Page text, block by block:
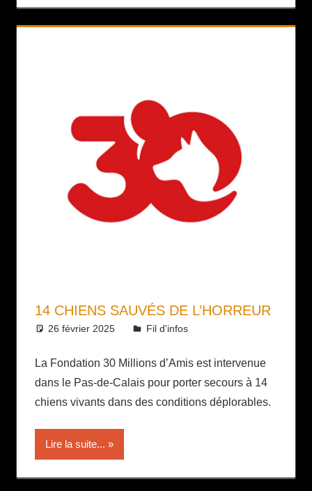
14 CHIENS SAUVÉS DE L’HORREUR
26 février 2025 Daniel
Fil d'infos
La Fondation 30 Millions d’Amis est intervenue
dans le Pas-de-Calais pour porter secours à 14
chiens vivants dans des conditions déplorables.
Lire la suite...